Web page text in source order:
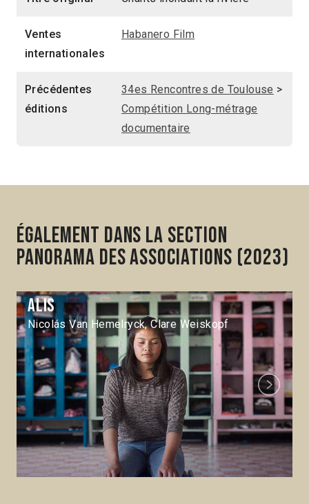
Ventes
internationales
Habanero Film
Précédentes
éditions
34es Rencontres de Toulouse >
Compétition Long-métrage
documentaire
Également dans la section
Panorama des associations (2023)
Alis
Nicolás Van Hemelryck, Clare Weiskopf
Next